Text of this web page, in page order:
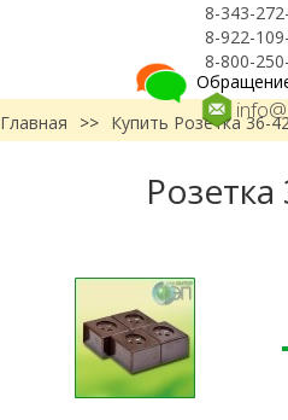
8-343-
8-922-
8-800-
Главная
>> Купить Розетка 36-